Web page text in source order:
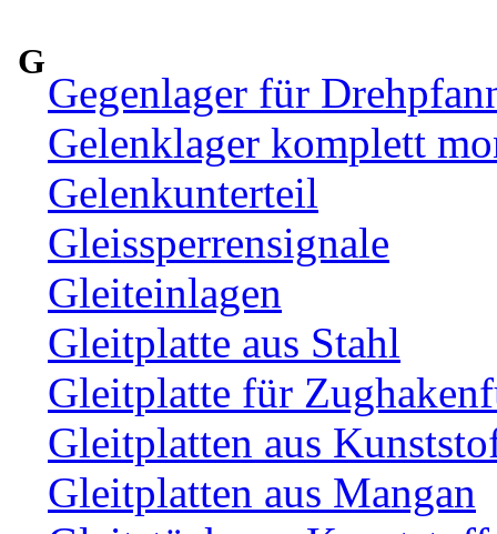
G
Gegenlager für
Gelenklager komplett
Gelenkunterteil
Gleissperrensignale
Gleiteinlagen
Gleitplatte aus Stahl
Gleitplatte für
Gleitplatten aus
Gleitplatten aus Mangan